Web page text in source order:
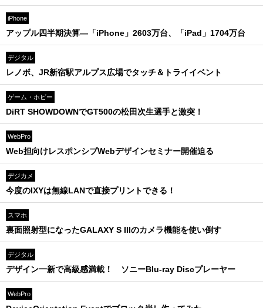
iPhone
アップル四半期決算—「iPhone」2603万台、「iPad」1704万台
デジタル
レノボ、JR新宿駅アルプス広場でタッチ＆トライイベント
ゲーム・ホビー
DiRT SHOWDOWNでGT500の松田次生選手と激突！
WebPro
Web担向けレスポンシブWebデザインセミナー開催迫る
デジカメ
今度のIXYは無線LANで直接プリントできる！
スマホ
裏面照射型になったGALAXY S IIIのカメラ機能を使い倒す
デジタル
デザイン一新で高級感満載！ ソニーBlu-ray Discプレーヤー
WebPro